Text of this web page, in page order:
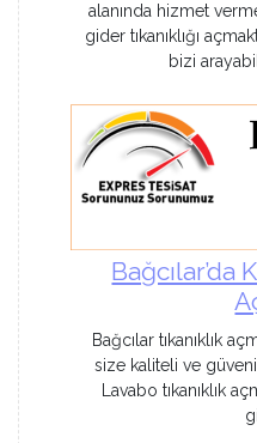
alanında hizmet
gider tıkanıklığı
bizi
Bağcılar’da
Bağcılar tıkanıklık
size kaliteli ve
Lavabo tıkanıklık